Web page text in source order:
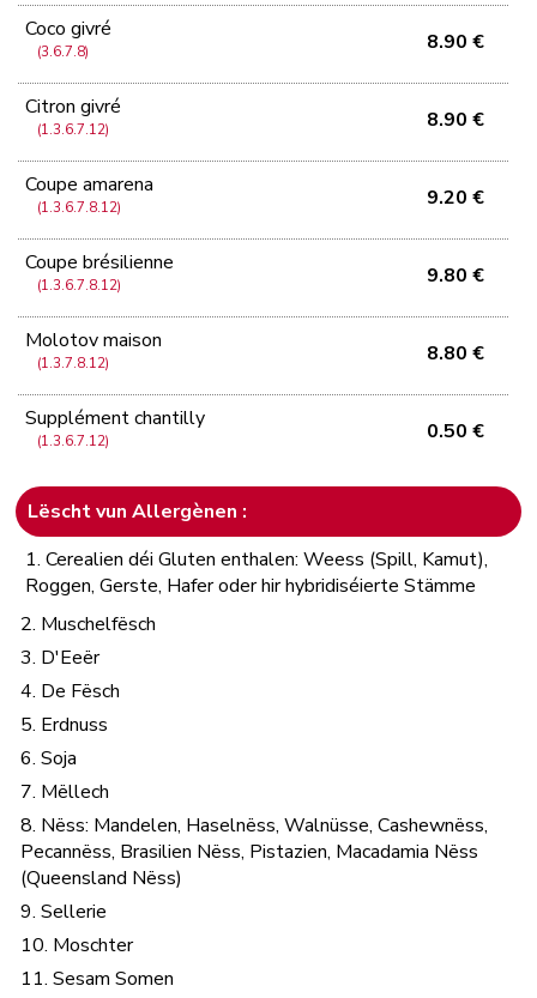
Coco givré
(3.6.7.8) 8.90 €
Citron givré
(1.3.6.7.12) 8.90 €
Coupe amarena
(1.3.6.7.8.12) 9.20 €
Coupe brésilienne
(1.3.6.7.8.12) 9.80 €
Molotov maison
(1.3.7.8.12) 8.80 €
Supplément chantilly
(1.3.6.7.12) 0.50 €
Lëscht vun Allergènen :
1. Cerealien déi Gluten enthalen: Weess (Spill, Kamut),
Roggen, Gerste, Hafer oder hir hybridiséierte Stämme
2. Muschelfësch
3. D'Eeër
4. De Fësch
5. Erdnuss
6. Soja
7. Mëllech
8. Nëss: Mandelen, Haselnëss, Walnüsse, Cashewnëss,
Pecannëss, Brasilien Nëss, Pistazien, Macadamia Nëss
(Queensland Nëss)
9. Sellerie
10. Moschter
11. Sesam Somen